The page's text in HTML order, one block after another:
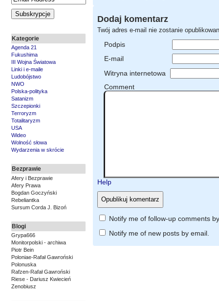
Kategorie
Agenda 21
Fukushima
III Wojna Światowa
Linki i e-maile
Ludobójstwo
NWO
Polska-polityka
Satanizm
Szczepionki
Terroryzm
Totalitaryzm
USA
Wideo
Wolność słowa
Wydarzenia w skrócie
Bezprawie
Afery i Bezprawie
Afery Prawa
Bogdan Goczyński
Rebeliantka
Sursum Corda J. Bizoń
Blogi
Grypa666
Monitorpolski - archiwa
Piotr Bein
Poloniae-Rafał Gawroński
Polonuska
Rafzen-Rafał Gawroński
Riese - Dariusz Kwiecień
Zenobiusz
Dodaj komentarz
Twój adres e-mail nie zostanie
Podpis
E-mail
Witryna internetowa
Comment
Help
Notify me of follow-up comments
Notify me of new posts by email.